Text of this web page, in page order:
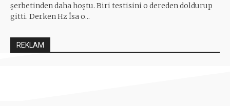
şerbetinden daha hoştu. Biri testisini o dereden doldurup
gitti. Derken Hz İsa o...
REKLAM